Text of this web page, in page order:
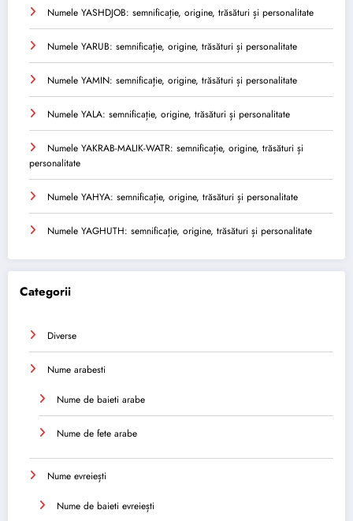
Numele YASHDJOB: semnificație, origine, trăsături și personalitate
Numele YARUB: semnificație, origine, trăsături și personalitate
Numele YAMIN: semnificație, origine, trăsături și personalitate
Numele YALA: semnificație, origine, trăsături și personalitate
Numele YAKRAB-MALIK-WATR: semnificație, origine, trăsături și
personalitate
Numele YAHYA: semnificație, origine, trăsături și personalitate
Numele YAGHUTH: semnificație, origine, trăsături și personalitate
Categorii
Diverse
Nume arabesti
Nume de baieti arabe
Nume de fete arabe
Nume evreiești
Nume de baieti evreiești